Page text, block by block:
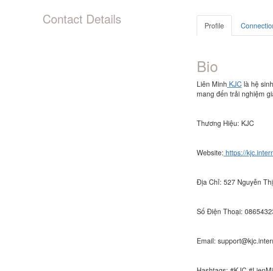
Contact Details Profile
Bio
Liên Minh KJC là hệ
mang đến trải nghiệm
Thương Hiệu: KJC
Website: https://
Địa Chỉ: 527 Nguyễn
Số Điện Thoại:
Email: